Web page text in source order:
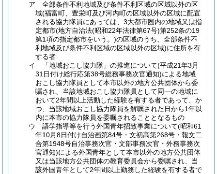
ア
全部条件不利地域及び条件不利区域の区域以外の区
域(福富町、豊栄町及び河内町の区域以外の区域に配置
される協力隊員にあっては、3大都市圏内の地域又は指
定都市(地方自治法(昭和22年法律第67号)第252条の19
第1項の指定都市をいう。)の区域のうち、全部条件不
利地域及び条件不利区域の区域以外の区域)に住所を有
する者
イ
「地域おこし協力隊」の推進について(平成21年3月
31日付け総行応第38号総務事務次官通知)による地域
おこし協力隊員として本市以外の地方公共団体から委
嘱され、当該地域おこし協力隊員として同一の地域に
おいて2年間以上活動した経験を有する者であって、か
つ、当該地域おこし協力隊員を解嘱された日から1年以
内に本市の協力隊員を委嘱されることとなるもの
ウ
語学指導等を行う外国青年招致事業について(昭和61
年10月8日付け自治画第84号・文初高第268号・報文二
合第1948号自治事務次官・文部事務次官・外務事務次
官通知)による外国青年として本市以外の地方公共団体
又は当該地方公共団体の教育委員会から委嘱され、当
該外国青年として2年間以上勤務した経験を有する者で